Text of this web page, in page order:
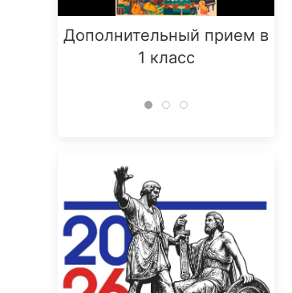
Дополнительный прием в
1 класс